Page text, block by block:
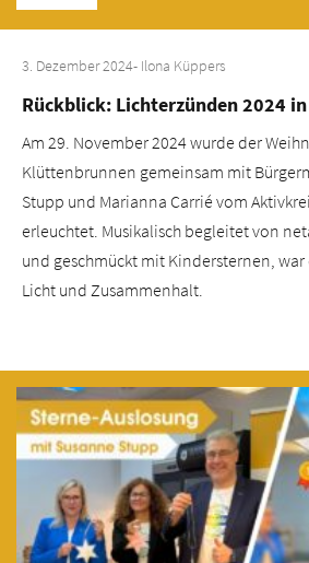
3. Dezember 2024- Ilona Küppers
Rückblick: Lichterzünden 2024
Am 29. November 2024 wurde der
Klüttenbrunnen gemeinsam mit
Stupp und Marianna Carrié vom
erleuchtet. Musikalisch begleitet von
und geschmückt mit Kindersternen,
Licht und Zusammenhalt.